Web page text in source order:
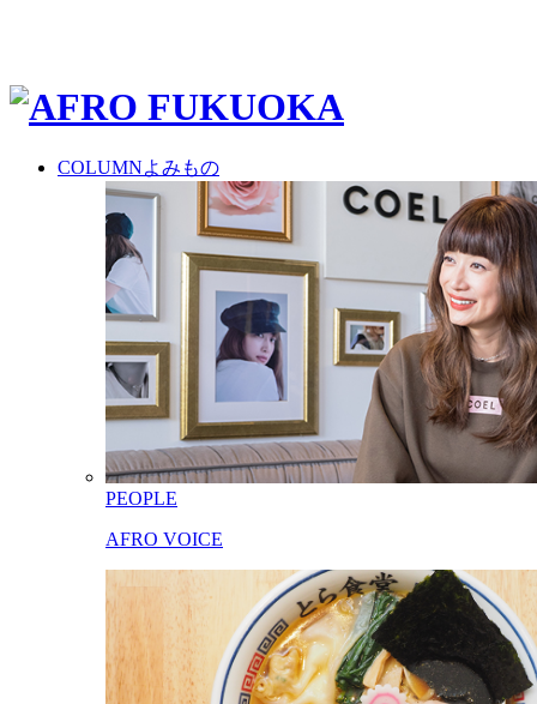
COLUMNよみもの
PEOPLE
AFRO VOICE